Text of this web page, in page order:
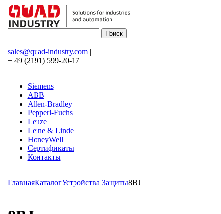
sales@quad-industry.com|
+ 49 (2191) 599-20-17
Siemens
ABB
Allen-Bradley
Pepperl-Fuchs
Leuze
Leine & Linde
HoneyWell
Сертификаты
Контакты
ГлавнаяКаталогУстройства Защиты8BJ